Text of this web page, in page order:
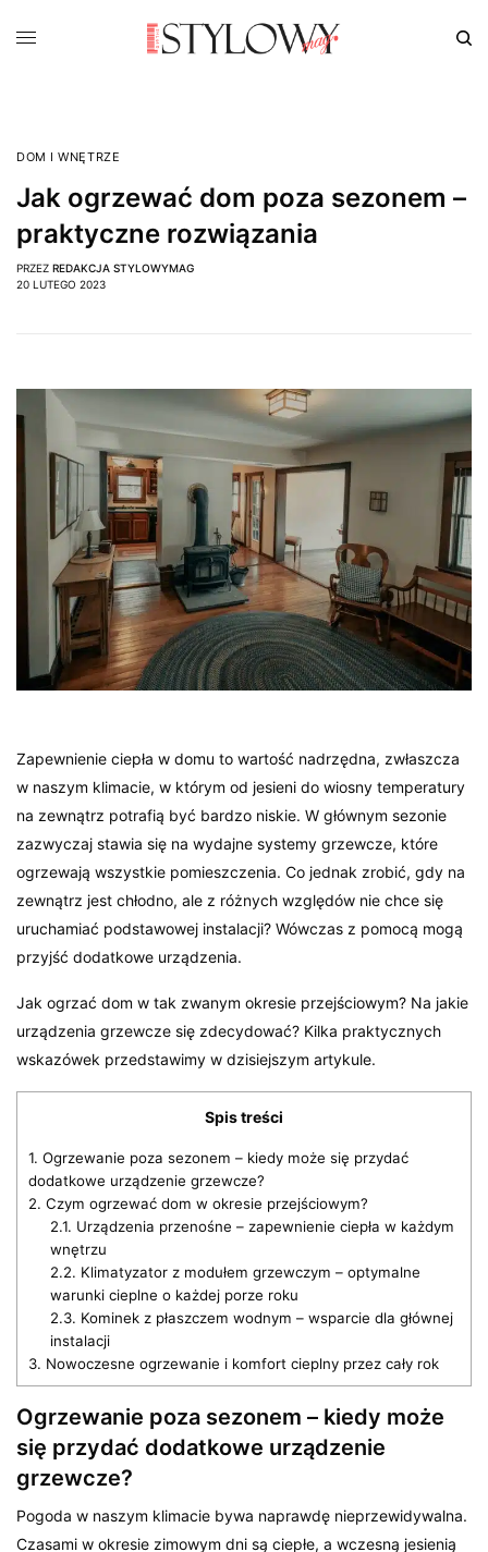
DOM I WNĘTRZE
Jak ogrzewać dom poza sezonem –
praktyczne rozwiązania
PRZEZ REDAKCJA STYLOWYMAG
20 LUTEGO 2023
Zapewnienie ciepła w domu to wartość nadrzędna, zwłaszcza
w naszym klimacie, w którym od jesieni do wiosny temperatury
na zewnątrz potrafią być bardzo niskie. W głównym sezonie
zazwyczaj stawia się na wydajne systemy grzewcze, które
ogrzewają wszystkie pomieszczenia. Co jednak zrobić, gdy na
zewnątrz jest chłodno, ale z różnych względów nie chce się
uruchamiać podstawowej instalacji? Wówczas z pomocą mogą
przyjść dodatkowe urządzenia.
Jak ogrzać dom w tak zwanym okresie przejściowym? Na jakie
urządzenia grzewcze się zdecydować? Kilka praktycznych
wskazówek przedstawimy w dzisiejszym artykule.
Spis treści
1. Ogrzewanie poza sezonem – kiedy może się przydać
dodatkowe urządzenie grzewcze?
2. Czym ogrzewać dom w okresie przejściowym?
2.1. Urządzenia przenośne – zapewnienie ciepła w każdym
wnętrzu
2.2. Klimatyzator z modułem grzewczym – optymalne
warunki cieplne o każdej porze roku
2.3. Kominek z płaszczem wodnym – wsparcie dla głównej
instalacji
3. Nowoczesne ogrzewanie i komfort cieplny przez cały rok
Ogrzewanie poza sezonem – kiedy może
się przydać dodatkowe urządzenie
grzewcze?
Pogoda w naszym klimacie bywa naprawdę nieprzewidywalna.
Czasami w okresie zimowym dni są ciepłe, a wczesną jesienią